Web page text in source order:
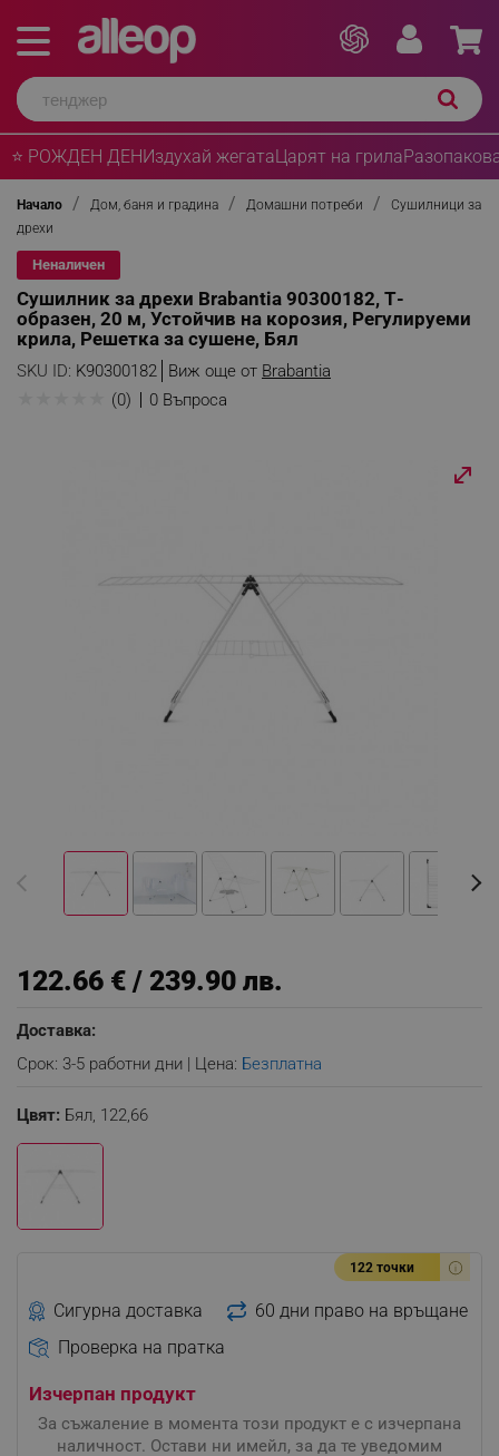
⭐ РОЖДЕН ДЕНИздухай жегатаЦарят на грила
Начало Дом, баня и градина Домашни потреби
Сушилници за
дрехи
Неналичен
Сушилник за дрехи Brabantia 90300182, Т-
образен, 20 м, Устойчив на корозия, Регулируеми
крила, Решетка за сушене, Бял
SKU ID: K90300182 Виж още от Brabantia
(0) 0 Въпроса
122.66 € / 239.90 лв.
Доставка:
Срок: 3-5 работни дни | Цена: Безплатна
Цвят: Бял, 122,66
122 точки
Сигурна доставка
60 дни право на връщане
Проверка на пратка
Изчерпан продукт
За съжаление в момента този продукт е с изчерпана
наличност. Остави ни имейл, за да те уведомим